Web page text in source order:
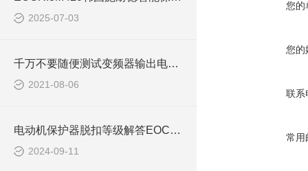
2025-07-03
千万不要随便测试变频器输出电压！
2021-08-06
电动机保护器脱扣等级解答EOCRSDDR
2024-09-11
您的
您的
联系
常用